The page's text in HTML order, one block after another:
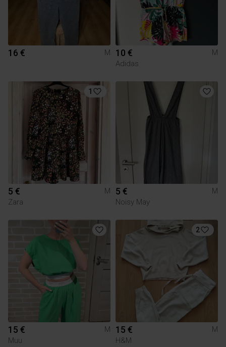
16 € M 10 €
M
Adidas
1
5 €
M
Zara
5 €
M
Noisy May
15 €
M
Muu
2
15 €
M
H&M